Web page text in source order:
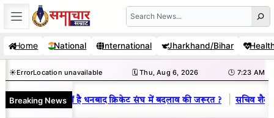
Skip
to
content
Search
Home National International Jharkhand/Bihar
☀️ErrorLocation unavailable 🗓️ Thu, Aug 6, 2026 🕒 7:23 AM
Breaking News
राज : जानें क्यों है धनबाद क्रिकेट संघ में बदलाव की जरूरत ? | सचिव शैलेंद्र